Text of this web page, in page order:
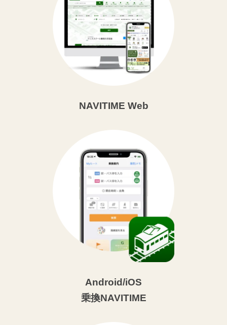
NAVITIME Web
Android/iOS
乗換NAVITIME